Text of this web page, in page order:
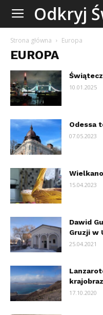
Odkryj
Strona główna Europa
EUROPA
10.01.2025
Odessa
07.05.2023
15.04.2023
Dawid
Gruzji w
25.04.2021
17.10.2020